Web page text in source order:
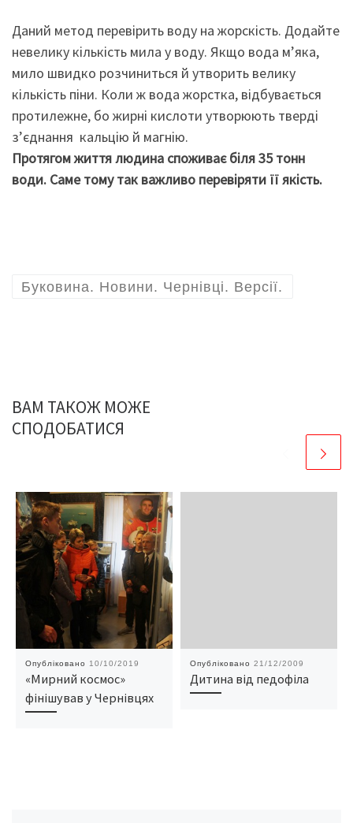
Даний метод перевірить воду на жорскість. Додайте
невелику кількість мила у воду. Якщо вода м’яка,
мило швидко розчиниться й утворить велику
кількість піни. Коли ж вода жорстка, відбувається
протилежне, бо жирні кислоти утворюють тверді
з’єднання кальцію й магнію.
Протягомжиття людина споживає біля35 тонн
води. Саме тому так важливо перевіряти її якість.
Буковина. Новини. Чернівці. Версії.
ВАМ ТАКОЖ МОЖЕ
СПОДОБАТИСЯ
Опубліковано 10/10/2019
«Мирний космос»
фінішував у Чернівцях
Опубліковано 21/12/2009
Дитина від педофіла